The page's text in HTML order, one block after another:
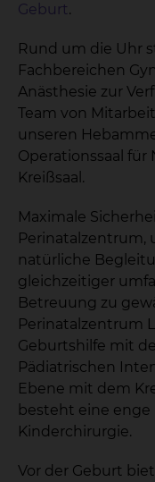
Geburt.
Rund um die Uhr
Fachbereichen
Anästhesie zur
Team von
unseren
Operationssaal
Kreißsaal.
Maximale
Perinatalzentrum,
natürliche
gleichzeitiger
Betreuung zu
Perinatalzentrum
Geburtshilfe mit
Pädiatrischen
Ebene mit dem
besteht eine
Kinderchirurgie.
Vor der Geburt